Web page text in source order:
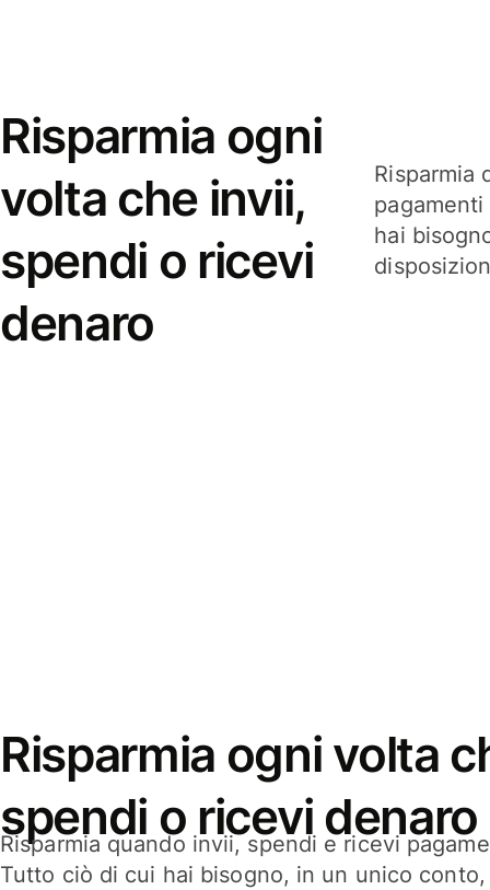
Risparmia ogni
volta che invii,
spendi o ricevi
denaro
Risparmia
hai
Risparmia ogni volta
spendi o ricevi denaro
Risparmia quando invii, spendi e ricevi
Tutto ciò di cui hai bisogno, in un unico